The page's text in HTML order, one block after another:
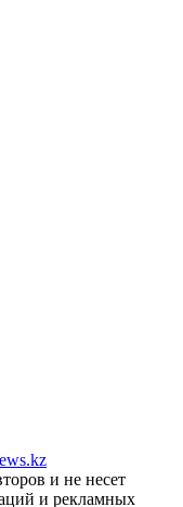
и не несет
и рекламных